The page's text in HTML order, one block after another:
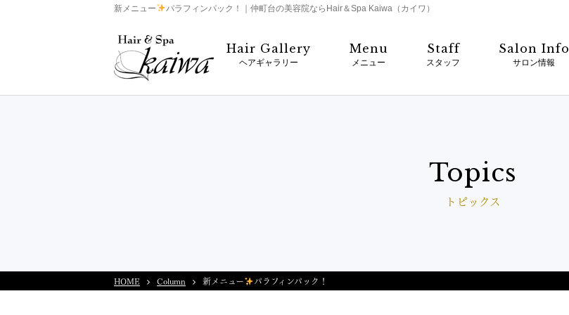
新メニュー パラフィンパック！｜仲町台の美容院ならHair＆Spa Kaiwa（カイワ）
Hair Gallery
ヘアギャラリー
Menu
メニュー
Staff
スタッフ
Salon Info
サロン情報
Topics
トピックス
HOME Column 新メニュー パラフィンパック！